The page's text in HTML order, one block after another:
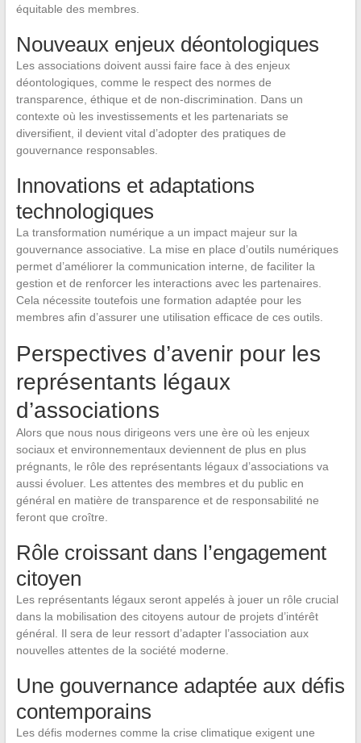
équitable des membres.
Nouveaux enjeux déontologiques
Les associations doivent aussi faire face à des enjeux
déontologiques, comme le respect des normes de
transparence, éthique et de non-discrimination. Dans un
contexte où les investissements et les partenariats se
diversifient, il devient vital d’adopter des pratiques de
gouvernance responsables.
Innovations et adaptations
technologiques
La transformation numérique a un impact majeur sur la
gouvernance associative. La mise en place d’outils numériques
permet d’améliorer la communication interne, de faciliter la
gestion et de renforcer les interactions avec les partenaires.
Cela nécessite toutefois une formation adaptée pour les
membres afin d’assurer une utilisation efficace de ces outils.
Perspectives d’avenir pour les
représentants légaux
d’associations
Alors que nous nous dirigeons vers une ère où les enjeux
sociaux et environnementaux deviennent de plus en plus
prégnants, le rôle des représentants légaux d’associations va
aussi évoluer. Les attentes des membres et du public en
général en matière de transparence et de responsabilité ne
feront que croître.
Rôle croissant dans l’engagement
citoyen
Les représentants légaux seront appelés à jouer un rôle crucial
dans la mobilisation des citoyens autour de projets d’intérêt
général. Il sera de leur ressort d’adapter l’association aux
nouvelles attentes de la société moderne.
Une gouvernance adaptée aux défis
contemporains
Les défis modernes comme la crise climatique exigent une